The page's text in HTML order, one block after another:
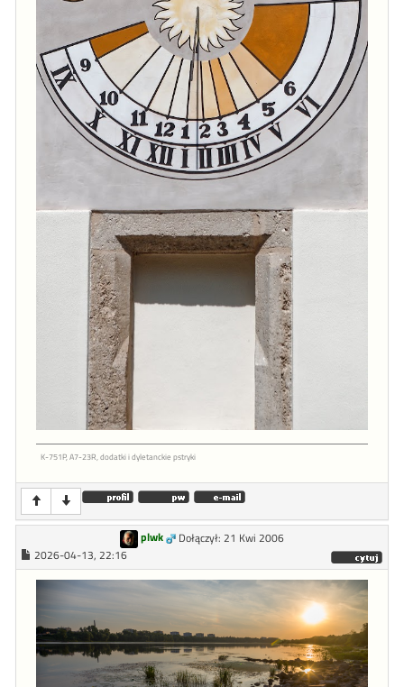
K-751P, A7-23R, dodatki i dyletanckie pstryki
plwk
Dołączył: 21 Kwi 2006
2026-04-13, 22:16